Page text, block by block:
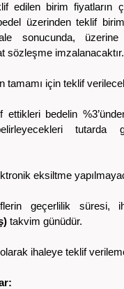
edilen birim fiyatların
üzerinden teklif
sonucunda,
sözleşme imzalanacaktır.
tamamı için teklif
ettikleri bedelin
tutarda
eksiltme
geçerlilik süresi,
takvim günüdür.
ihaleye teklif